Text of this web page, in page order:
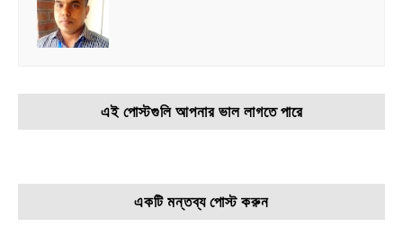
এই পোস্টগুলি আপনার ভাল লাগতে পারে
একটি মন্তব্য পোস্ট করুন